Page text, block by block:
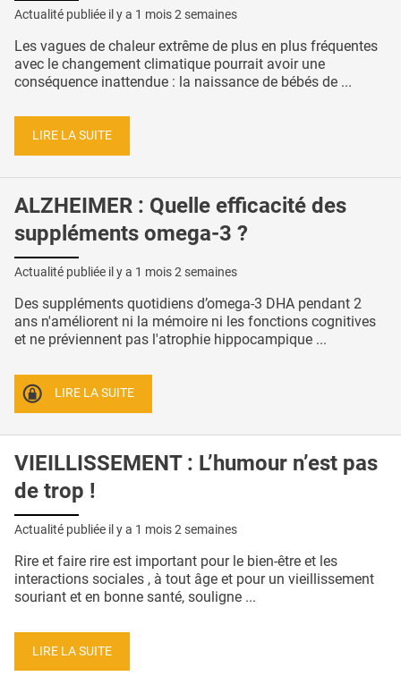
Actualité publiée il y a 1 mois 2 semaines
Les vagues de chaleur extrême de plus en plus fréquentes
avec le changement climatique pourrait avoir une
conséquence inattendue : la naissance de bébés de ...
LIRE LA SUITE
ALZHEIMER : Quelle efficacité des
suppléments omega-3 ?
Actualité publiée il y a 1 mois 2 semaines
Des suppléments quotidiens d’omega-3 DHA pendant 2
ans n'améliorent ni la mémoire ni les fonctions cognitives
et ne préviennent pas l'atrophie hippocampique ...
LIRE LA SUITE
VIEILLISSEMENT : L’humour n’est pas
de trop !
Actualité publiée il y a 1 mois 2 semaines
Rire et faire rire est important pour le bien-être et les
interactions sociales , à tout âge et pour un vieillissement
souriant et en bonne santé, souligne ...
LIRE LA SUITE